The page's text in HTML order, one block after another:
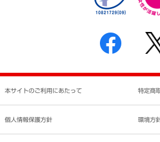
反社会的勢力に対する基本方針
書面による個人情報の開示等の請求の手続きに
本サイトのご利用にあたって 特定商
個人情報保護方針 環境方